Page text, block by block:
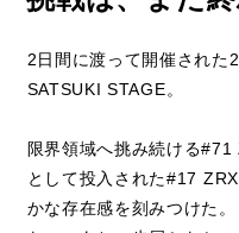
2日間に渡って開催され
SATSUKI STAGE。
限界領域へ挑み続ける
として投入された#17
かな存在感を刻みつけた